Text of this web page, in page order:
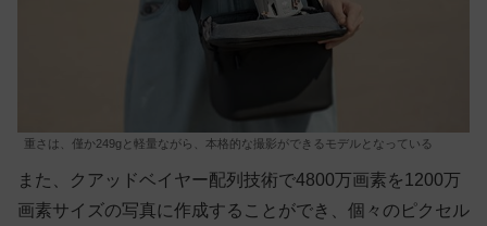
重さは、僅か249gと軽量ながら、本格的な撮影ができるモデルとなっている
また、クアッドベイヤー配列技術で4800万画素を1200万
画素サイズの写真に作成することができ、個々のピクセル